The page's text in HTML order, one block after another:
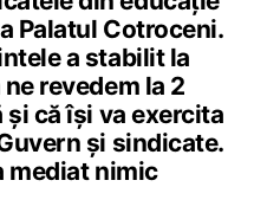
Palatul Cotroceni.
a stabilit la
revedem la 2
și că își va exercita
și sindicate.
mediat nimic